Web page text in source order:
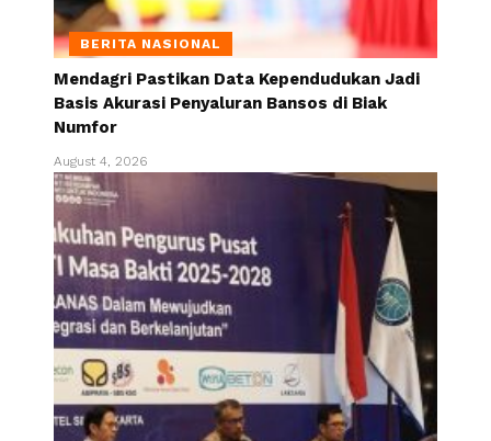
BERITA NASIONAL
Mendagri Pastikan Data Kependudukan Jadi
Basis Akurasi Penyaluran Bansos di Biak
Numfor
August 4, 2026